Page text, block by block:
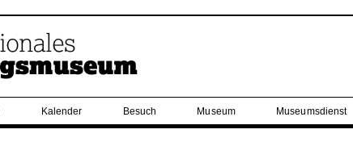
Kalender Besuch Museum Museumsdienst